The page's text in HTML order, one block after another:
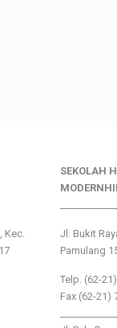
Kec.
SEKOLAH
Jl. Bukit
Pamulang
Telp. (62-
Fax (62-21)